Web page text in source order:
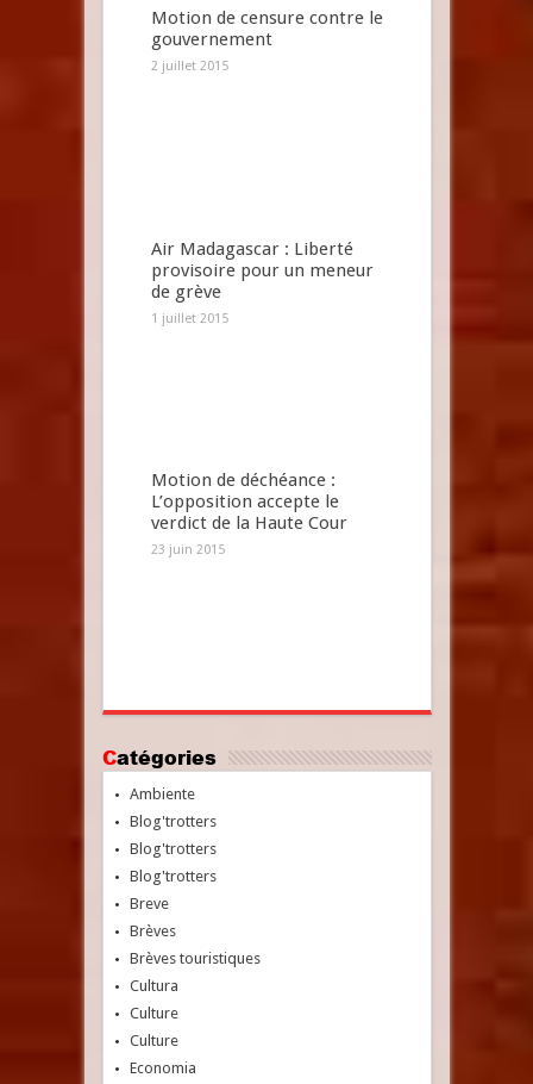
Motion de censure contre le
gouvernement
2 juillet 2015
Air Madagascar : Liberté
provisoire pour un meneur
de grève
1 juillet 2015
Motion de déchéance :
L’opposition accepte le
verdict de la Haute Cour
23 juin 2015
Catégories
Ambiente
Blog'trotters
Blog'trotters
Blog'trotters
Breve
Brèves
Brèves touristiques
Cultura
Culture
Culture
Economia